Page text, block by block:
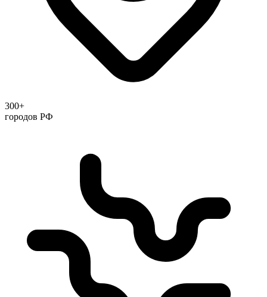
300+
городов РФ